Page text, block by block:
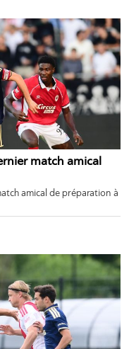
match amical
amical de préparation à